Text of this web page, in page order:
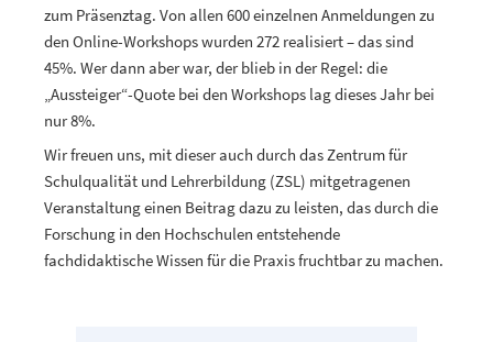
zum Präsenztag. Von allen 600 einzelnen Anmeldungen zu
den Online-Workshops wurden 272 realisiert – das sind
45%. Wer dann aber war, der blieb in der Regel: die
„Aussteiger“-Quote bei den Workshops lag dieses Jahr bei
nur 8%.
Wir freuen uns, mit dieser auch durch das Zentrum für
Schulqualität und Lehrerbildung (ZSL) mitgetragenen
Veranstaltung einen Beitrag dazu zu leisten, das durch die
Forschung in den Hochschulen entstehende
fachdidaktische Wissen für die Praxis fruchtbar zu machen.